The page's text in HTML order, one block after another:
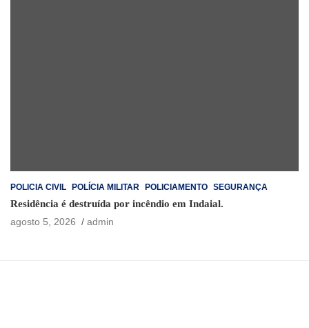
POLICIA CIVIL POLÍCIA MILITAR POLICIAMENTO SEGURANÇA
Residência é destruída por incêndio em Indaial.
agosto 5, 2026
admin